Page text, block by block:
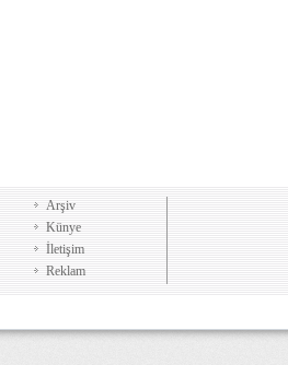
Arşiv
Künye
İletişim
Reklam